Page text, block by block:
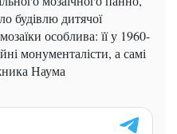
будівлю дитячої
мозаїки особлива: її у 1960-
монументалісти, а самі
Наума